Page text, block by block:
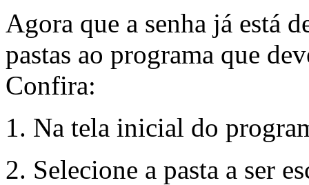
Agora que a senha já está
pastas ao programa que
Confira:
1. Na tela inicial do
2. Selecione a pasta a ser